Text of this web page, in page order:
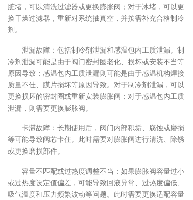
脏堵，可以清洗过滤器或更换膨胀阀；对于冰堵，可以更
换干燥过滤器，重新对系统抽真空，并按需补充合格制冷
剂。
泄漏故障：包括制冷剂泄漏和感温包内工质泄漏。制
冷剂泄漏可能是由于阀门密封圈老化、损坏或安装不当等
原因导致；感温包内工质泄漏则可能是由于感温机构焊接
质量不佳、膜片损坏等原因导致。对于制冷剂泄漏，可以
更换损坏的密封圈或重新安装膨胀阀；对于感温包内工质
泄漏，则需要更换膨胀阀。
卡滞故障：长期使用后，阀门内部积垢、腐蚀或磨损
等可能导致阀芯卡住。此时需要对膨胀阀进行清洗、除锈
或更换磨损部件。
容量不匹配或过热度调整不当：如果膨胀阀容量过小
或过热度设定值偏差，可能导致回液异常、过热度偏低、
吸气温度和压力频繁波动等问题。此时需要更换适配容量